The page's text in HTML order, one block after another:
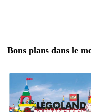
Bons plans dans le